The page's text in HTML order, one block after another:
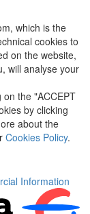
which is the
cookies to
on the website,
will analyse your
the "ACCEPT
by clicking
about the
Cookies Policy.
Information